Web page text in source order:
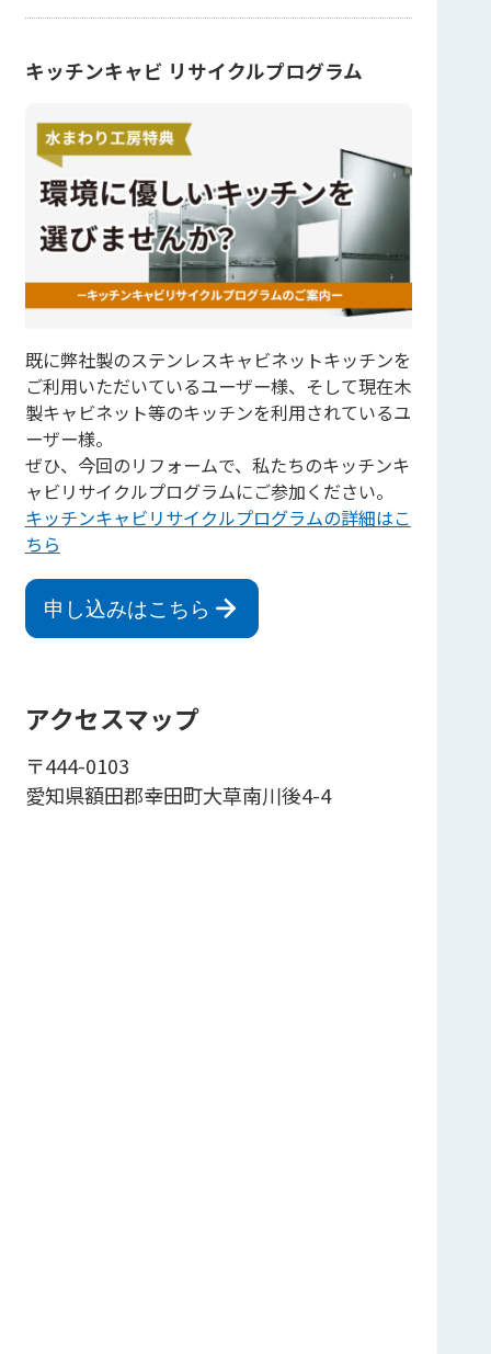
キッチンキャビ リサイクルプログラム
既に弊社製のステンレスキャビネットキッチンを
ご利用いただいているユーザー様、そして現在木
製キャビネット等のキッチンを利用されているユ
ーザー様。
ぜひ、今回のリフォームで、私たちのキッチンキ
ャビリサイクルプログラムにご参加ください。
キッチンキャビリサイクルプログラムの詳細はこ
ちら
申し込みはこちら
アクセスマップ
〒444-0103
愛知県額田郡幸田町大草南川後4-4